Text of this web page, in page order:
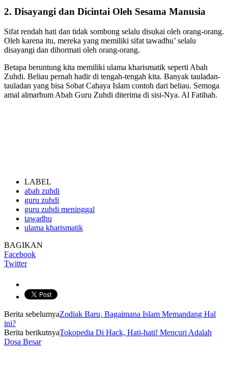
2. Disayangi dan Dicintai Oleh Sesama Manusia
Sifat rendah hati dan tidak sombong selalu disukai oleh orang-orang.
Oleh karena itu, mereka yang memiliki sifat tawadhu’ selalu
disayangi dan dihormati oleh orang-orang.
Betapa beruntung kita memiliki ulama kharismatik seperti Abah
Zuhdi. Beliau pernah hadir di tengah-tengah kita. Banyak tauladan-
tauladan yang bisa Sobat Cahaya Islam contoh dari beliau. Semoga
amal almarhum Abah Guru Zuhdi diterima di sisi-Nya. Al Fatihah.
LABEL
abah zuhdi
guru zuhdi
guru zuhdi meninggal
tawadhu
ulama kharismatik
BAGIKAN
Facebook
Twitter
Berita sebelumyaZodiak Baru, Bagaimana Islam Memandang Hal
ini?
Berita berikutnyaTokopedia Di Hack, Hati-hati! Mencuri Adalah
Dosa Besar